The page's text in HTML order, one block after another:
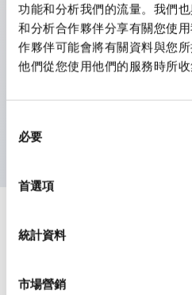
功能和分析我們的流量。我們
和分析合作夥伴分享有關您使
作夥伴可能會將有關資料與您
他們從您使用他們的服務時所收
必要
首選項
統計資料
市場營銷
（A）、乳白（W）。
豐富的尺寸，豐富的設計。
也有內建電流限制用電阻的類
面板厚度（共通）0.6 ～
6mm）
規格